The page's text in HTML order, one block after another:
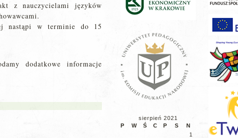
z nauczycielami języków
nastąpi w terminie do 15
dodatkowe informacje
sierpień 2021
P
W Ś C P S
N
1